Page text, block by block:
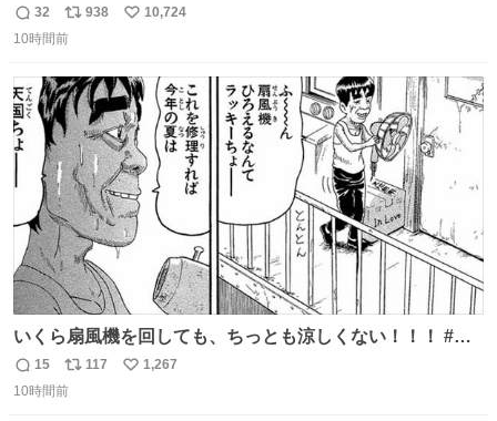
パンがなかった。😭😢
返
信
32
リ
ポ
ト
数
938
い
数
10,724
10時間前
いくら扇風機を回しても、ちっとも涼しくない！！！ #浦
安鉄筋家族
返
信
15
リ
ポ
117
い
1,267
10時間前